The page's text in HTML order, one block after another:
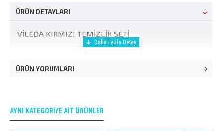
ÜRÜN DETAYLARI
VİLEDA KIRMIZI TEMİZLİK SETİ
ÜRÜN YORUMLARI
AYNI KATEGORIYE AIT ÜRÜNLER